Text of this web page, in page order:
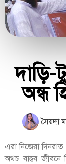
দাড়ি-
অন্ধ
সৈয়দা
এরা নিজেরা
অথচ বাস্তব জীবনে